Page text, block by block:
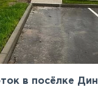
в посёлке